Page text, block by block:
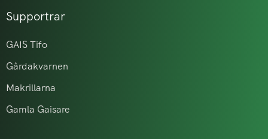
Supportrar
GAIS Tifo
Gårdakvarnen
Makrillarna
Gamla Gaisare